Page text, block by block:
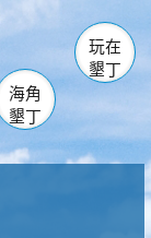
南仁湖
佳樂水
風吹沙龍磐公園
海角
墾丁
玩在
墾丁